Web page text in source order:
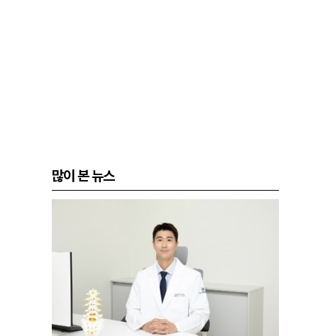
많이 본 뉴스